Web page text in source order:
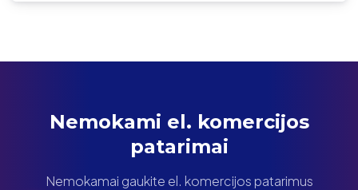
Nemokami el. komercijos
patarimai
Nemokamai gaukite el. komercijos patarimus